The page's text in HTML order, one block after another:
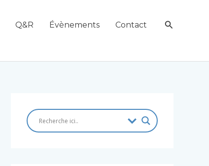
Q&R Évènements Contact